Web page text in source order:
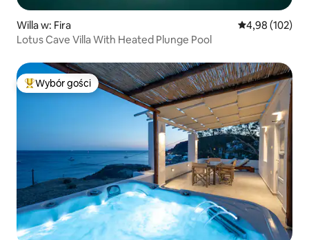
Willa w: Fira Średnia
4,98 (102)
Lotus Cave Villa With Heated Plunge Pool
Najpopularniejsze z kategorii Wybór gości
Wybór gości